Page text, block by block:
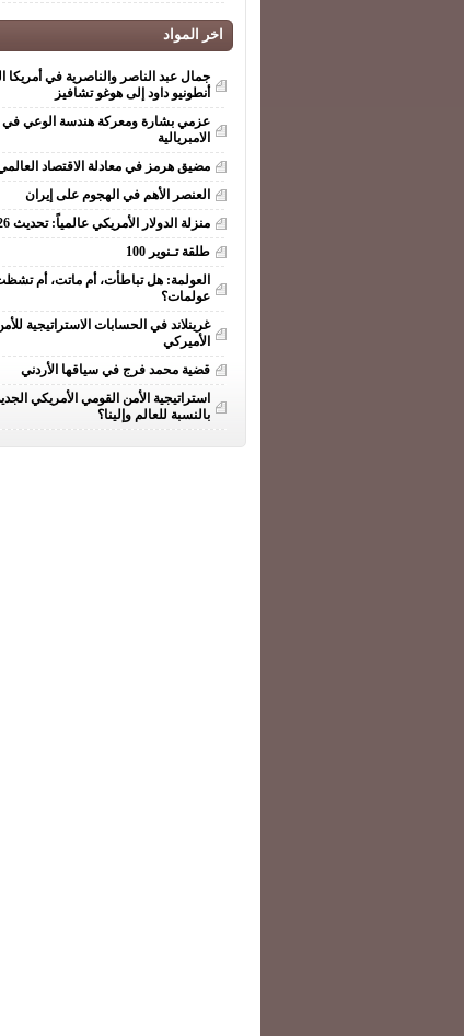
اخر المواد
جمال عبد الناصر والناصرية في أمريكا
أنطونيو داود إلى هوغو تشافيز
عزمي بشارة ومعركة هندسة الوعي في
الامبريالية
مضيق هرمز في معادلة الاقتصاد
العنصر الأهم في الهجوم على إيران
منزلة الدولار الأمريكي عالمياً: تحديث 2026
طلقة تـنوير 100
العولمة: هل تباطأت، أم ماتت، أم
عولمات؟
غرينلاند في الحسابات الاستراتيجية
الأميركي
قضية محمد فرج في سياقها الأردني
استراتيجية الأمن القومي الأمريكي
بالنسبة للعالم وإلينا؟